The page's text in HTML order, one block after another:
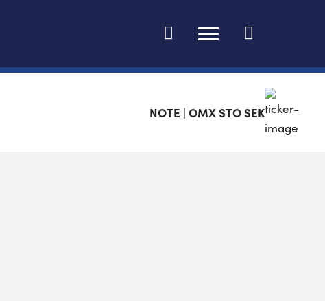
Ändra språk
NOTE | OMX STO SEK